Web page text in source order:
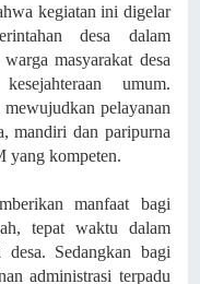
kegiatan ini digelar
desa dalam
masyarakat desa
umum.
pelayanan
mandiri dan paripurna
yang kompeten.
manfaat bagi
tepat waktu dalam
desa. Sedangkan bagi
administrasi terpadu